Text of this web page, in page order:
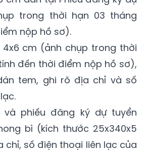
trong thời hạn 03 tháng
nộp hồ sơ).
cm (ảnh chụp trong thời
đến thời điểm nộp hồ sơ),
tem, ghi rõ địa chỉ và số
phiếu đăng ký dự tuyển
bì (kích thước 25x340x5
chỉ, số điện thoại liên lạc của